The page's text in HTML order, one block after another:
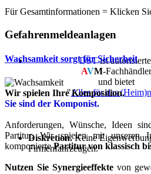
DSTist
AVM-Fachhändler
und bietet
"Alles für das
Diskretion.Keine
Firmenfahrzeugen.
Für Gesamtinformationen = Klicken
Gefahrenmeldeanlagen
Wachsamkeit sorgt für Sicherheit
Wir spielen Ihre Komposition.
Sie sind der Komponist.
Anforderungen, Wünsche, Ideen
Partitur. Wir spielen mit unseren
komponiertePartitur von klassisch
Nutzen Sie Synergieeffekte von